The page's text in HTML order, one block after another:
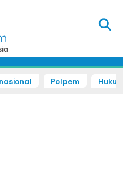
Polpem